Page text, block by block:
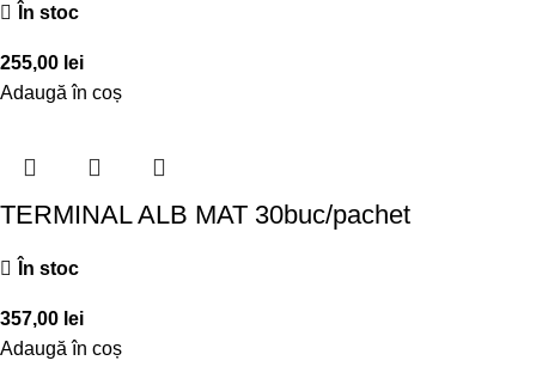
În stoc
255,00 lei
Adaugă în coș
TERMINAL ALB MAT 30buc/pachet
În stoc
357,00 lei
Adaugă în coș